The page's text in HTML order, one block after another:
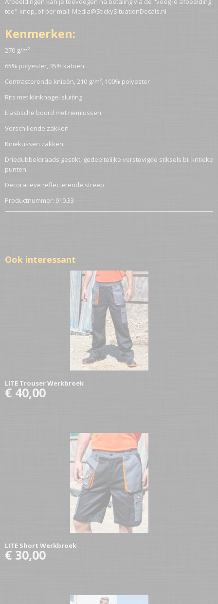
toe"-knop, of per mail: Media@StickySituationDecals.nl
Kenmerken:
270 g/m²
65% polyester, 35% katoen
Contrasterende knieën, 210 g/m², 100% polyester
Rits met klinknagel sluiting
Elastische boord met riemlussen
Verschillende zakken
Kniekussen zakken
Driedubbeldraads gestikt, gedeeltelijke verstevigde stiksels bij kritieke
punten
Decoratieve reflecterende streep
Productnummer: 910.33
Ook interessant
LITE Trouser Werkbroek
€ 40,00
LITE Short Werkbroek
€ 30,00